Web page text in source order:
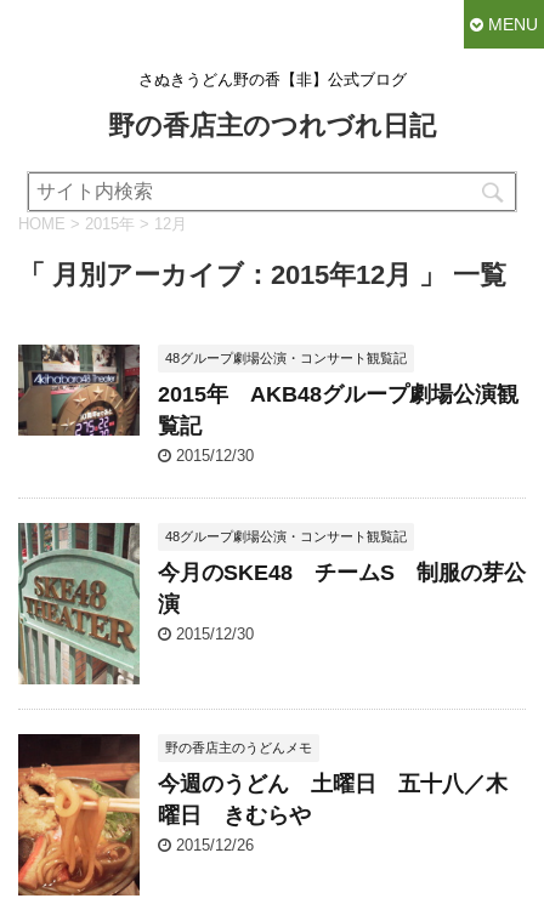
MENU
さぬきうどん野の香【非】公式ブログ
野の香店主のつれづれ日記
HOME > 2015年 > 12月
「 月別アーカイブ：2015年12月 」 一覧
48グループ劇場公演・コンサート観覧記
2015年 AKB48グループ劇場公演観
覧記
2015/12/30
48グループ劇場公演・コンサート観覧記
今月のSKE48 チームS 制服の芽公
演
2015/12/30
野の香店主のうどんメモ
今週のうどん 土曜日 五十八／木
曜日 きむらや
2015/12/26